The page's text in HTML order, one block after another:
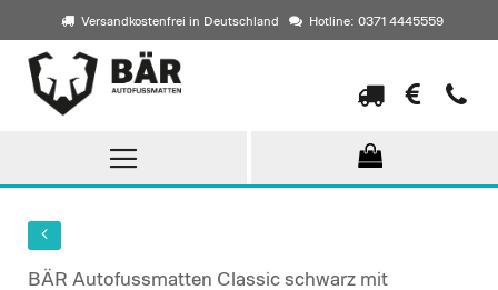
Versandkostenfrei in Deutschland Hotline: 0371 4445559
Direkt
zum
Inhalt
BÄR Autofussmatten Classic schwarz mit